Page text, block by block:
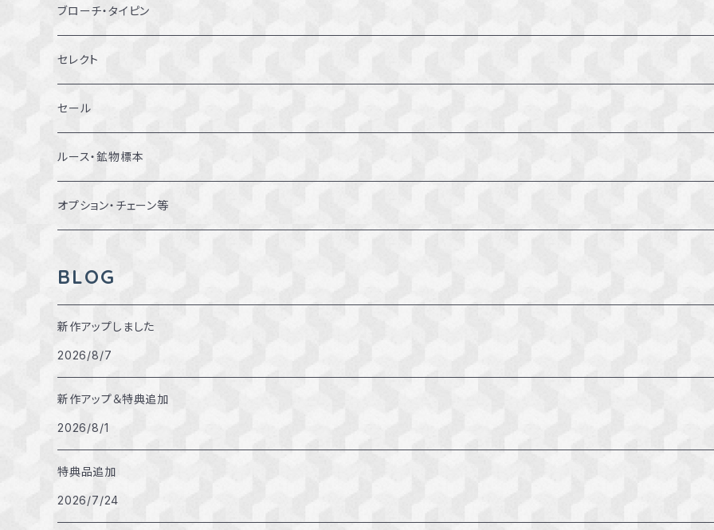
10～10.5号
11～11.5号
12～12.5号
13～13.5号
14～14.5号
16～16.5号
17～17.5号
18～18.5号
ピアス
リング
ブローチ・タイピン
セレクト
ブレスレット
セール
ルース・鉱物標本
オプション・チェーン等
BLOG
新作アップしました
2026/8/7
新作アップ＆特典追加
2026/8/1
特典品追加
2026/7/24